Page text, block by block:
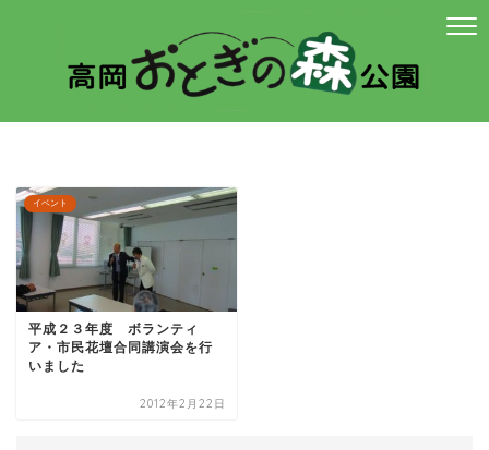
イベント
平成２３年度 ボランティ
ア・市民花壇合同講演会を行
いました
2012年2月22日